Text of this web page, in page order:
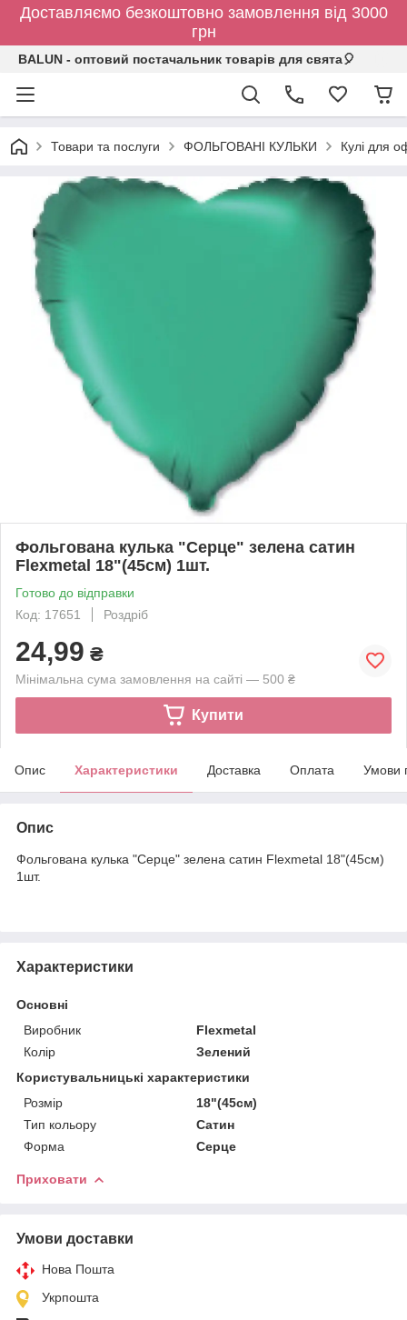
Доставляємо безкоштовно замовлення від 3000
грн
BALUN - оптовий постачальник товарів для свята🎈
Товари та послуги ФОЛЬГОВАНІ КУЛЬКИ Кулі для
Фольгована кулька "Серце" зелена сатин
Flexmetal 18"(45см) 1шт.
Готово до відправки
Код: 17651
Роздріб
24,99 ₴
Мінімальна сума замовлення на сайті — 500 ₴
Купити
Опис Характеристики Доставка Оплата Умови
Опис
Фольгована кулька "Серце" зелена сатин Flexmetal 18"(45см)
1шт.
Характеристики
Основні
Виробник
Flexmetal
Колір
Зелений
Користувальницькі характеристики
Розмір
18"(45см)
Тип кольору
Сатин
Форма
Серце
Приховати
Умови доставки
Нова Пошта
Укрпошта